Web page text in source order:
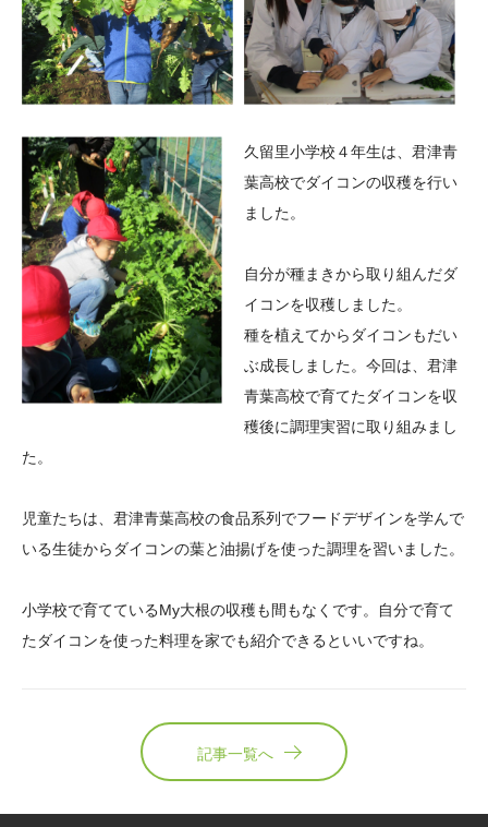
科学教育振興助成・
次世代理系人材育成プ
ログラム助成
サイトマップ 中谷財団アーカイブ
久留里小学校４年生は、君津青
葉高校でダイコンの収穫を行い
ました。
自分が種まきから取り組んだダ
イコンを収穫しました。
種を植えてからダイコンもだい
ぶ成長しました。今回は、君津
青葉高校で育てたダイコンを収
穫後に調理実習に取り組みまし
た。
児童たちは、君津青葉高校の食品系列でフードデザインを学んで
いる生徒からダイコンの葉と油揚げを使った調理を習いました。
小学校で育てているMy大根の収穫も間もなくです。自分で育て
たダイコンを使った料理を家でも紹介できるといいですね。
記事一覧へ